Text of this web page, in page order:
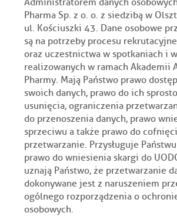
Pharma Sp. z o. o. z siedzibą w
ul. Kościuszki 43. Dane osobowe
są na potrzeby procesu
oraz uczestnictwa w spotkaniach i
realizowanych w ramach Akademii
Pharmy. Mają Państwo prawo
swoich danych, prawo do ich
usunięcia, ograniczenia
do przenoszenia danych, prawo
sprzeciwu a także prawo do
przetwarzanie. Przysługuje
prawo do wniesienia skargi do
uznają Państwo, że przetwarzanie
dokonywane jest z naruszeniem
ogólnego rozporządzenia o
osobowych.